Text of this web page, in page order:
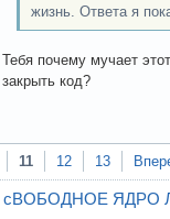
жизнь. Ответа я
Тебя почему мучает
закрыть код?
11 12 13
сВОБОДНОЕ ЯДРО